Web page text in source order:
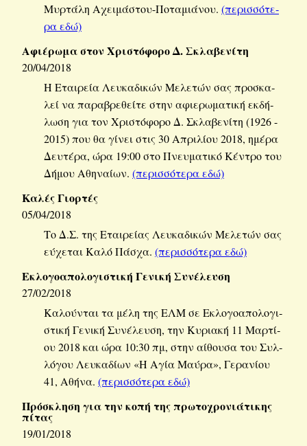
Μυρ­τά­λη Αχει­μά­στου-Πο­τα­μιά­νου. (πε­ρισ­σό­τε­
ρα εδώ)
Αφιέ­ρω­μα στον Χρι­στό­φο­ρο Δ. Σκλα­βε­νί­τη
20/04/2018
Η Εται­ρεία Λευ­κα­δι­κών Με­λε­τών σας προ­σκα­
λεί να πα­ρα­βρε­θεί­τε στην αφιε­ρω­μα­τι­κή εκ­δή­
λω­ση για τον Χρι­στό­φο­ρο Δ. Σκλα­βε­νί­τη (1926 -
2015) που θα γίνει στις 30 Απρι­λί­ου 2018, ημέρα
Δευ­τέ­ρα, ώρα 19:00 στο Πνευ­μα­τι­κό Κέ­ντρο του
Δήμου Αθη­ναί­ων. (πε­ρισ­σό­τε­ρα εδώ)
Καλές Γιορ­τές
05/04/2018
Το Δ.Σ. της Εται­ρεί­ας Λευ­κα­δι­κών Με­λε­τών σας
εύ­χε­ται Καλό Πάσχα. (πε­ρισ­σό­τε­ρα εδώ)
Εκλο­γο­α­πο­λο­γι­στι­κή Γε­νι­κή Συ­νέ­λευ­ση
27/02/2018
Κα­λού­νται τα μέλη της ΕΛΜ σε Εκλο­γο­α­πο­λο­γι­
στι­κή Γε­νι­κή Συ­νέ­λευ­ση, την Κυ­ρια­κή 11 Μαρ­τί­
ου 2018 και ώρα 10:30 πμ, στην αί­θου­σα του Συλ­
λό­γου Λευ­κα­δί­ων «Η Αγία Μαύρα», Γε­ρα­νί­ου
41, Αθήνα. (πε­ρισ­σό­τε­ρα εδώ)
Πρό­σκλη­ση για την κοπή της πρω­το­χρο­νιά­τι­κης
πίτας
19/01/2018